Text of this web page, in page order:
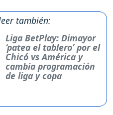
también:
Liga BetPlay: Dimayor
‘patea el tablero’ por el
Chicó vs América y
cambia programación
de liga y copa